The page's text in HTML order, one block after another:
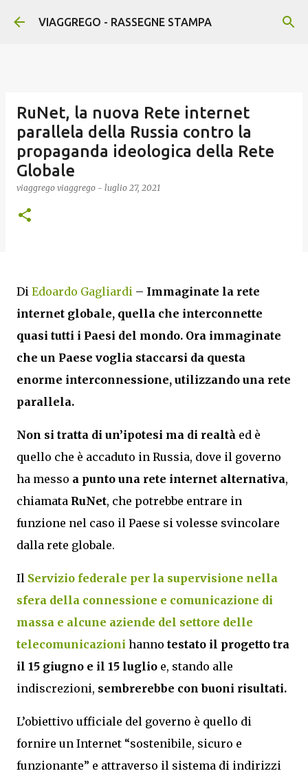
Passa ai contenuti principali
VIAGGREGO - RASSEGNE STAMPA
RuNet, la nuova Rete internet
parallela della Russia contro la
propaganda ideologica della Rete
Globale
viaggrego viaggrego - luglio 27, 2021
Di Edoardo Gagliardi – Immaginate la rete
internet globale, quella che interconnette
quasi tutti i Paesi del mondo. Ora immaginate
che un Paese voglia staccarsi da questa
enorme interconnessione, utilizzando una rete
parallela.
Non si tratta di un’ipotesi ma di realtà ed è
quello che è accaduto in Russia, dove il governo
ha messo a punto una rete internet alternativa,
chiamata RuNet, che potrebbe entrare in
funzione nel caso il Paese si volesse svincolare
dalla rete globale.
Il Servizio federale per la supervisione nella
sfera della connessione e comunicazione di
massa e alcune aziende del settore delle
telecomunicazioni hanno testato il progetto tra
il 15 giugno e il 15 luglio e, stando alle
indiscrezioni, sembrerebbe con buoni risultati.
L’obiettivo ufficiale del governo è quello di
fornire un Internet “sostenibile, sicuro e
funzionante” e attraverso il sistema di indirizzi